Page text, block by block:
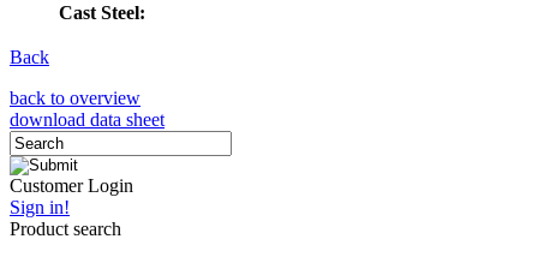
Cast Steel:
Back
back to overview
download data sheet
Customer Login
Sign in!
Product search